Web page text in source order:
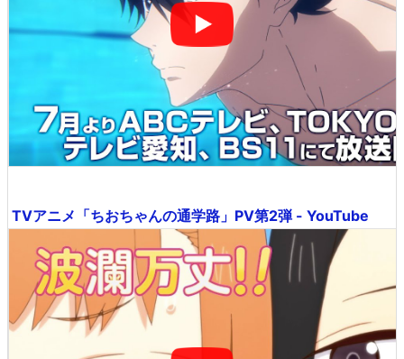
TVアニメ「ちおちゃんの通学路」PV第2弾 - YouTube